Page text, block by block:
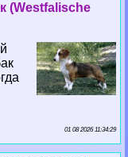
(Westfalische
01 08 2026 11:34:29